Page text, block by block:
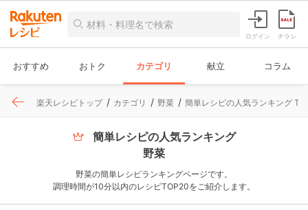
ログイン チラシ
おすすめ おトク カテゴリ 献立 コラム
楽天レシピトップ カテゴリ 野菜 簡単レシピの人気ランキング
簡単レシピの人気ランキング
野菜
野菜の簡単レシピランキングページです。
調理時間が10分以内のレシピTOP20をご紹介します。